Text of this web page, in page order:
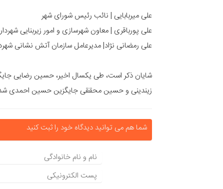
علی میربابایی | نائب رئیس شورای شهر
علی پورباقری | معاون شهرسازی و امور زیربنایی
علی رمضانی نژاد| مدیرعامل سازمان آتش نشانی
شایان ذکر است، طی یکسال اخیر، حسین رضایی
زیندینی و حسین محققی جایگزین حسین احمدی
شما هم می توانید دیدگاه خود را ثبت کنید